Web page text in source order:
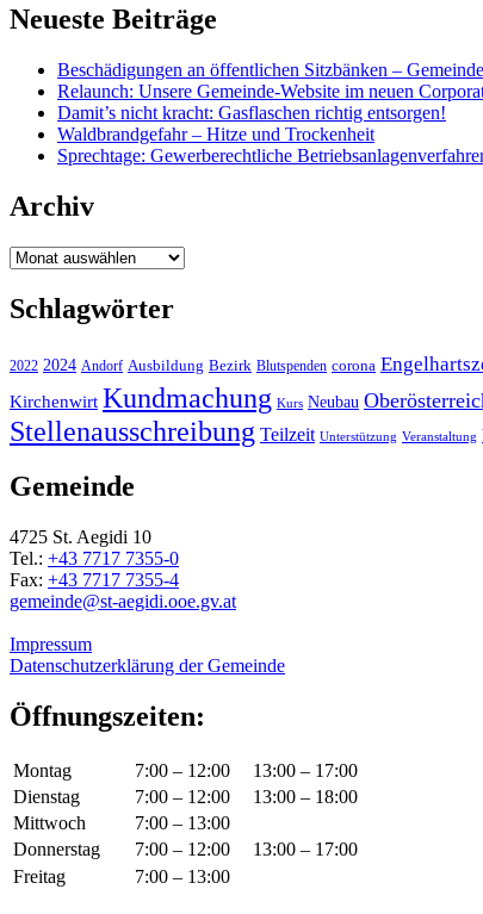
Neueste Beiträge
Beschädigungen an öffentlichen Sitzbänken –
Relaunch: Unsere Gemeinde-Website im neuen
Damit’s nicht kracht: Gasflaschen richtig entsorgen!
Waldbrandgefahr – Hitze und Trockenheit
Sprechtage: Gewerberechtliche
Archiv
Archiv
Schlagwörter
2022 2024 Andorf Ausbildung Bezirk Blutspenden corona
Kirchenwirt Kundmachung Kurs Neubau
Stellenausschreibung Teilzeit Unterstützung Veranstaltung
Gemeinde
4725 St. Aegidi 10
Tel.: +43 7717 7355-0
Fax: +43 7717 7355-4
gemeinde@st-aegidi.ooe.gv.at
Impressum
Datenschutzerklärung der Gemeinde
Öffnungszeiten:
Montag 7:00 – 12:00
13:00 – 17:00
Dienstag
7:00 – 12:00
13:00 – 18:00
Mittwoch
7:00 – 13:00
Donnerstag
7:00 – 12:00
13:00 – 17:00
Freitag
7:00 – 13:00